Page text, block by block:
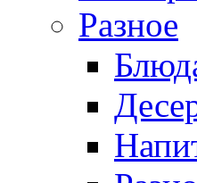
Разное